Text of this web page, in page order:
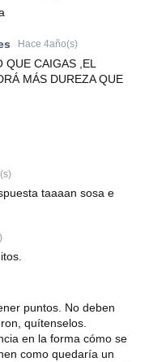
Hace 4año(s)
QUE CAIGAS ,EL
MÁS DUREZA QUE
taaaan sosa e
puntos. No deben
quítenselos.
en la forma cómo se
como quedaría un